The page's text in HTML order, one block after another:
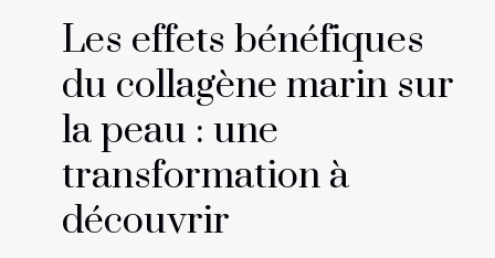
Les effets bénéfiques
du collagène marin sur
la peau : une
transformation à
découvrir